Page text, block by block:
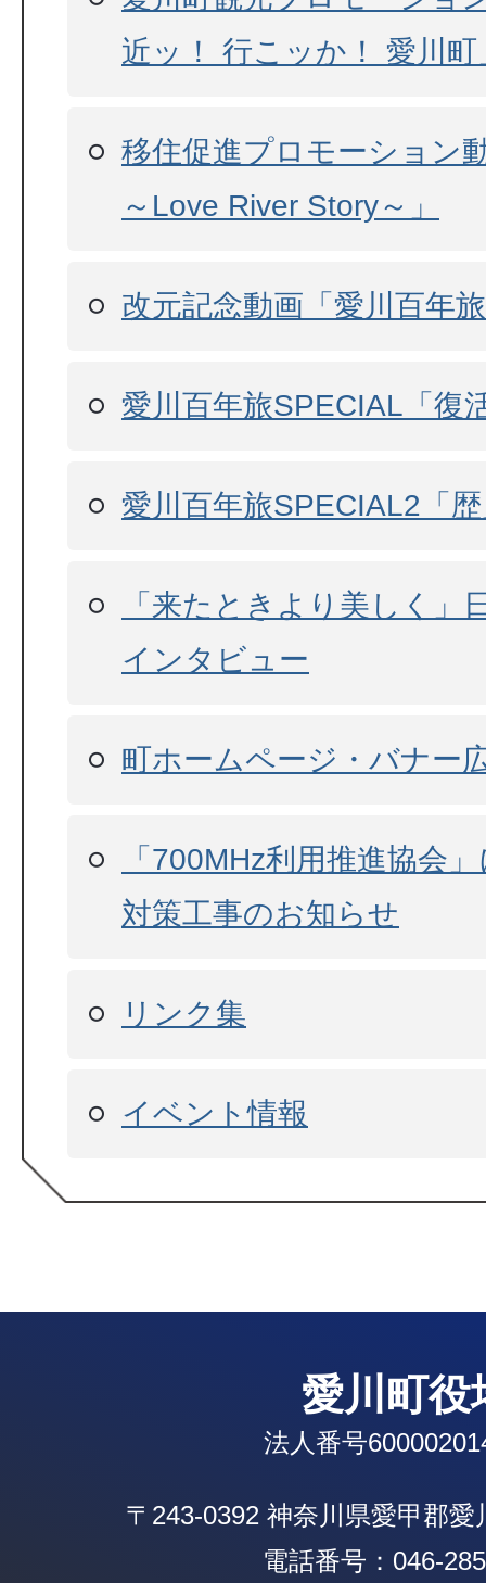
近ッ！ 行こッか！ 愛川町
移住促進プロモーション
～Love River Story～」
改元記念動画「愛川百年
愛川百年旅SPECIAL「復
愛川百年旅SPECIAL2「
「来たときより美しく」
インタビュー
町ホームページ・バナー
「700MHz利用推進協会
対策工事のお知らせ
リンク集
イベント情報
愛川町役
法人番号
〒243-0392 神奈川県愛甲郡愛
電話番号：046-